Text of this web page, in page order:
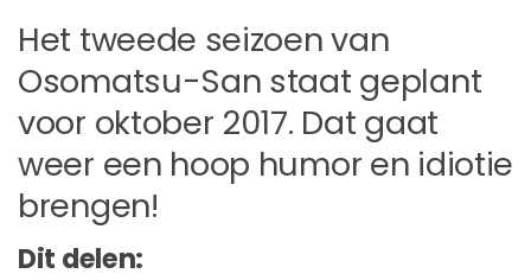
Het tweede seizoen van
Osomatsu-San staat geplant
voor oktober 2017. Dat gaat
weer een hoop humor en idiotie
brengen!
Dit delen: